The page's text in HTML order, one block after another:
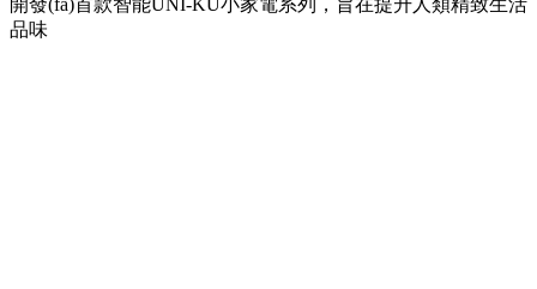
開發(fā)首款智能UNI-KU小家電系列，旨在提升人類精致生活
品味